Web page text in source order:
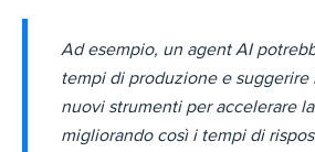
Ad esempio, un agent AI
tempi di produzione e suggerire
nuovi strumenti per accelerare
migliorando così i tempi di